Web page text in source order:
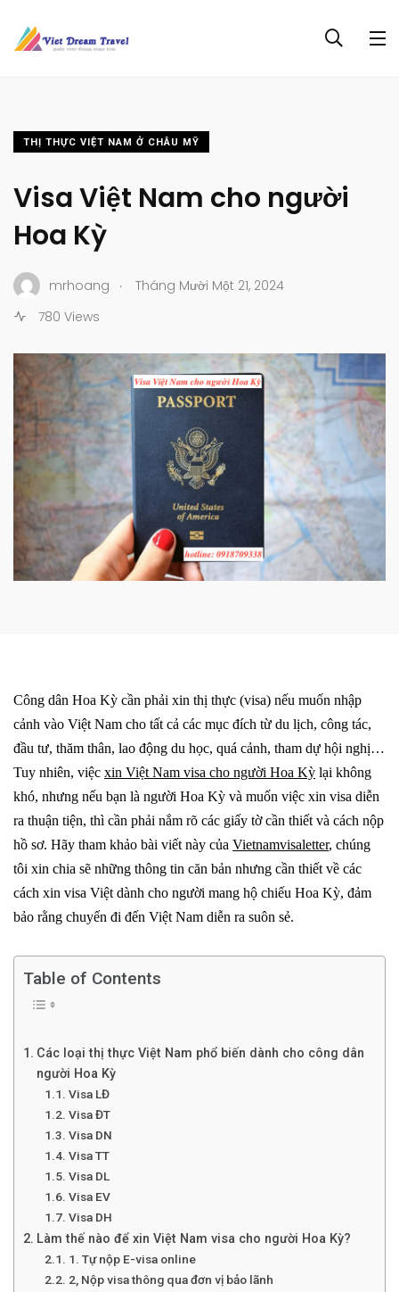
THỊ THỰC VIỆT NAM Ở CHÂU MỸ
Visa Việt Nam cho người
Hoa Kỳ
mrhoang .
Tháng Mười Một 21, 2024
780 Views
Công dân Hoa Kỳ cần phải xin thị thực (visa) nếu muốn nhập
cảnh vào Việt Nam cho tất cả các mục đích từ du lịch, công tác,
đầu tư, thăm thân, lao động du học, quá cảnh, tham dự hội nghị…
Tuy nhiên, việc xin Việt Nam visa cho người Hoa Kỳ lại không
khó, nhưng nếu bạn là người Hoa Kỳ và muốn việc xin visa diễn
ra thuận tiện, thì cần phải nắm rõ các giấy tờ cần thiết và cách nộp
hồ sơ. Hãy tham khảo bài viết này của Vietnamvisaletter, chúng
tôi xin chia sẽ những thông tin căn bản nhưng cần thiết về các
cách xin visa Việt dành cho người mang hộ chiếu Hoa Kỳ, đảm
bảo rằng chuyến đi đến Việt Nam diễn ra suôn sẻ.
Table of Contents
Các loại thị thực Việt Nam phổ biến dành cho công dân
người Hoa Kỳ
Visa LĐ
Visa ĐT
Visa DN
Visa TT
Visa DL
Visa EV
Visa DH
Làm thế nào để xin Việt Nam visa cho người Hoa Kỳ?
1. Tự nộp E-visa online
2, Nộp visa thông qua đơn vị bảo lãnh